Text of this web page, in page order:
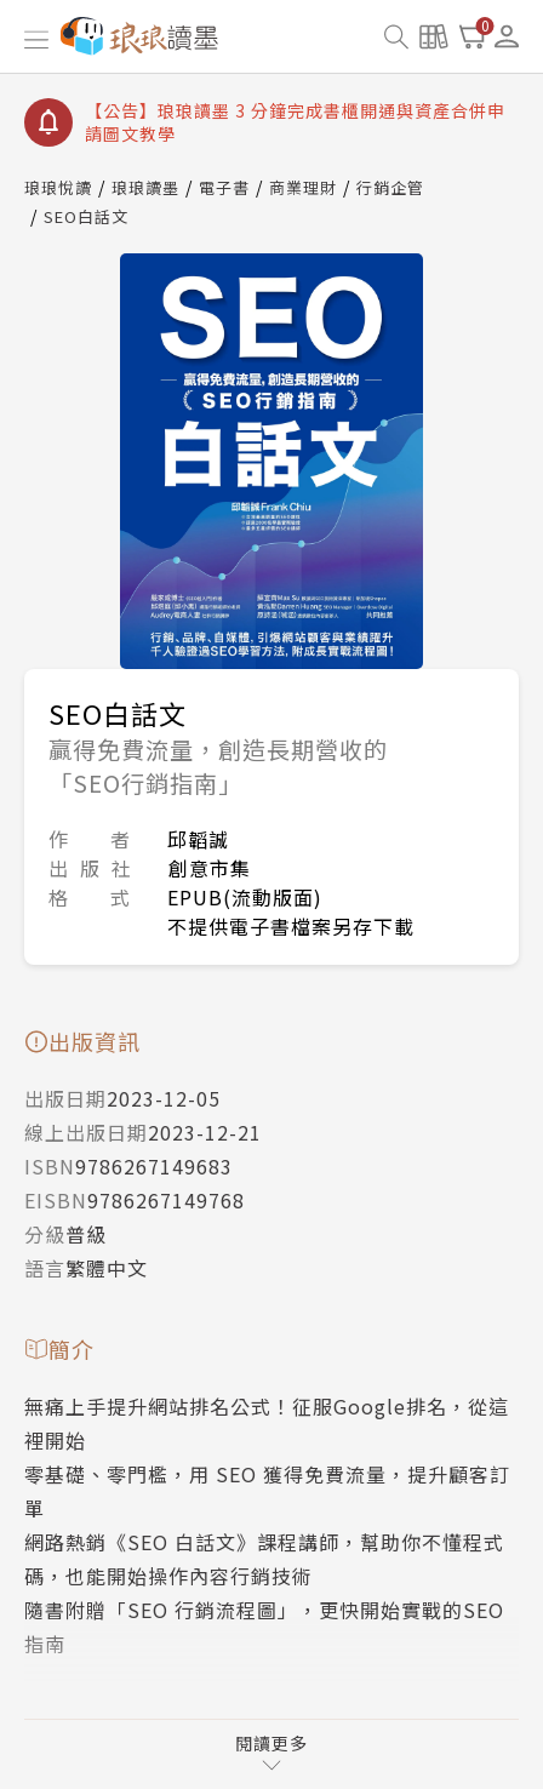
0
【公告】琅琅讀墨數位閱讀資產合併與書櫃開通申請
【公告】琅琅讀墨書櫃開通常見問題
【公告】琅琅讀墨 3 分鐘完成書櫃開通與資產合併申
請圖文教學
查詢
【公告】琅琅讀墨數位閱讀資產合併與書櫃開通申請
琅琅悅讀 琅琅讀墨 電子書 商業理財
行銷企管
SEO白話文
SEO白話文
贏得免費流量，創造長期營收的
「SEO行銷指南」
作 者
邱韜誠
出 版 社
創意市集
格 式
EPUB(流動版面)
不提供電子書檔案另存下載
出版資訊
出版日期2023-12-05
線上出版日期2023-12-21
ISBN9786267149683
EISBN9786267149768
分級普級
語言繁體中文
簡介
無痛上手提升網站排名公式！征服Google排名，從這
裡開始
零基礎、零門檻，用 SEO 獲得免費流量，提升顧客訂
單
網路熱銷《SEO 白話文》課程講師，幫助你不懂程式
碼，也能開始操作內容行銷技術
隨書附贈「SEO 行銷流程圖」，更快開始實戰的SEO
指南
「SEO白話文」不僅僅是另一本SEO指南，而是一本
閱讀更多